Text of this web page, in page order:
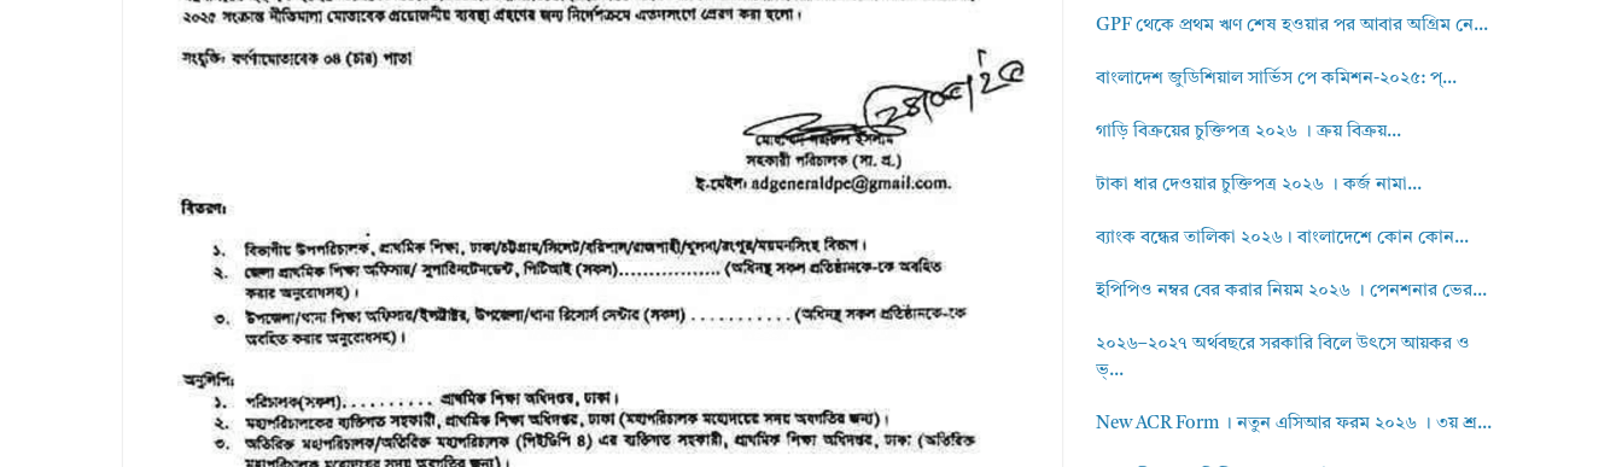
GPF থেকে প্রথম ঋণ শেষ হওয়ার পর আবার অগ্রিম নে...
বাংলাদেশ জুডিশিয়াল সার্ভিস পে কমিশন-২০২৫: প্...
গাড়ি বিক্রয়ের চুক্তিপত্র ২০২৬ । ক্রয় বিক্রয়...
টাকা ধার দেওয়ার চুক্তিপত্র ২০২৬ । কর্জ নামা...
ব্যাংক বন্ধের তালিকা ২০২৬। বাংলাদেশে কোন কোন...
ইপিপিও নম্বর বের করার নিয়ম ২০২৬ । পেনশনার ভের...
২০২৬–২০২৭ অর্থবছরে সরকারি বিলে উৎসে আয়কর ও
ভ্...
New ACR Form । নতুন এসিআর ফরম ২০২৬ । ৩য় শ্র...